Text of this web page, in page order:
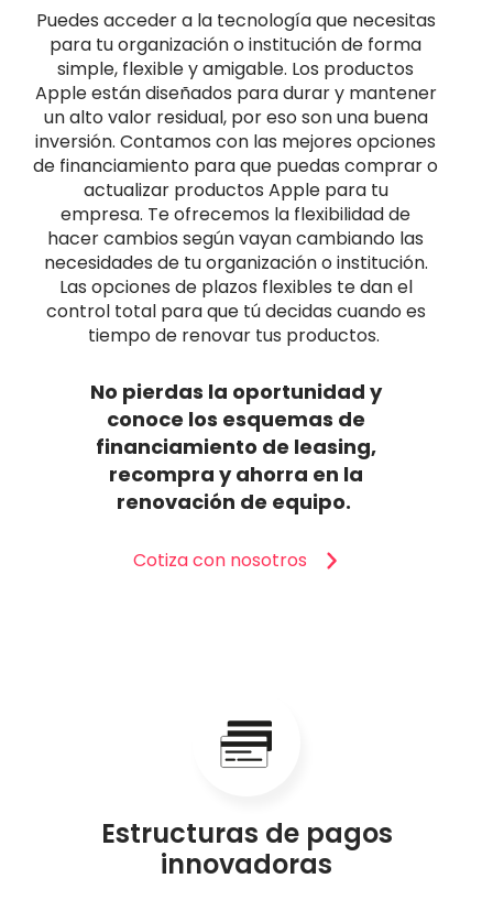
Puedes acceder a la tecnología que necesitas
para tu organización o institución de forma
simple, flexible y amigable. Los productos
Apple están diseñados para durar y mantener
un alto valor residual, por eso son una buena
inversión. Contamos con las mejores opciones
de financiamiento para que puedas comprar o
actualizar productos Apple para tu
empresa. Te ofrecemos la flexibilidad de
hacer cambios según vayan cambiando las
necesidades de tu organización o institución.
Las opciones de plazos flexibles te dan el
control total para que tú decidas cuando es
tiempo de renovar tus productos.
No pierdas la oportunidad y
conoce los esquemas de
financiamiento de leasing,
recompra y ahorra en la
renovación de equipo.
Cotiza con nosotros
Estructuras de pagos
innovadoras